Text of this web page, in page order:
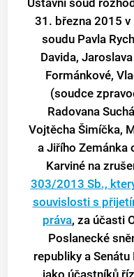
Ústavní soud
31. března 2015
soudu Pavla
Davida,
Formánkové,
(soudce
Radovana
Vojtěcha Šimíčka,
a Jiřího Zemánka
Karviné na
303/2013 Sb.,
souvislosti s
práva, za účasti
Poslanecké
republiky a